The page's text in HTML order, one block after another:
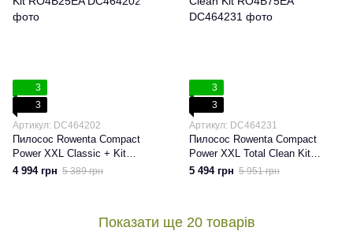
3
3
Артикул: DC464202
Пилосос Rowenta Compact
Power XXL Classic + Kit
RO4B25EA
4 994 грн 5 389 грн
3
3
Артикул: DC464231
Пилосос Rowenta Compact
Power XXL Total Clean Kit
RO4B75EA
5 494 грн 5 951 грн
Показати ще 20 товарів